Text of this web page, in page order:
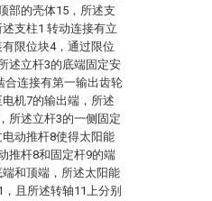
部的壳体15，所述支
支柱1 转动连接有立
限位块4，通过限位
述立杆3的底端固定安
合连接有第一输出齿轮
机7的输出端，所述
所述立杆3的一侧固定
动推杆8使得太阳能
推杆8和固定杆9的端
和顶端，所述太阳能
且所述转轴11上分别